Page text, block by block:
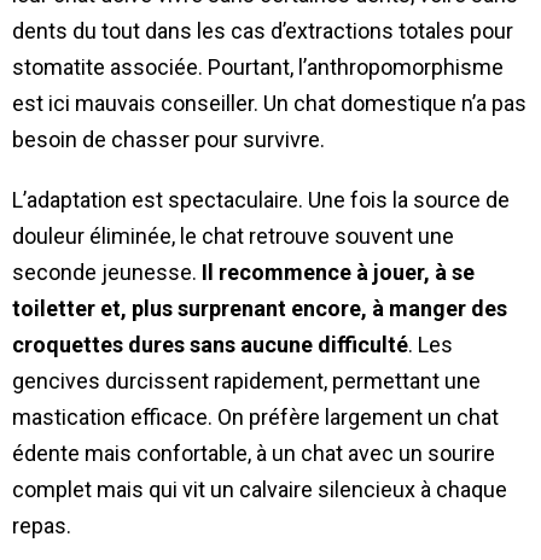
dents du tout dans les cas d’extractions totales pour
stomatite associée. Pourtant, l’anthropomorphisme
est ici mauvais conseiller. Un chat domestique n’a pas
besoin de chasser pour survivre.
L’adaptation est spectaculaire. Une fois la source de
douleur éliminée, le chat retrouve souvent une
seconde jeunesse. Il recommence à jouer, à se
toiletter et, plus surprenant encore, à manger des
croquettes dures sans aucune difficulté. Les
gencives durcissent rapidement, permettant une
mastication efficace. On préfère largement un chat
édente mais confortable, à un chat avec un sourire
complet mais qui vit un calvaire silencieux à chaque
repas.